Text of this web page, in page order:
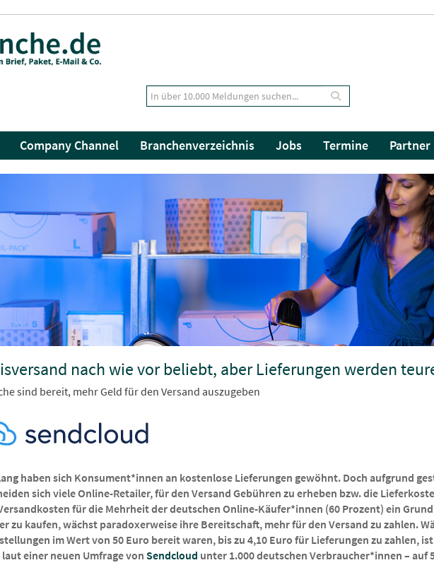
Company Channel Branchenverzeichnis Jobs Termine Partner
nach wie vor beliebt, aber Lieferungen werden
sind bereit, mehr Geld für den Versand auszugeben
haben sich Konsument*innen an kostenlose Lieferungen gewöhnt. Doch aufgrund
sich viele Online-Retailer, für den Versand Gebühren zu erheben bzw. die
für die Mehrheit der deutschen Online-Käufer*innen (60 Prozent) ein
zu kaufen, wächst paradoxerweise ihre Bereitschaft, mehr für den Versand zu zahlen.
im Wert von 50 Euro bereit waren, bis zu 4,10 Euro für Lieferungen zu zahlen,
einer neuen Umfrage von Sendcloud unter 1.000 deutschen Verbraucher*innen – auf